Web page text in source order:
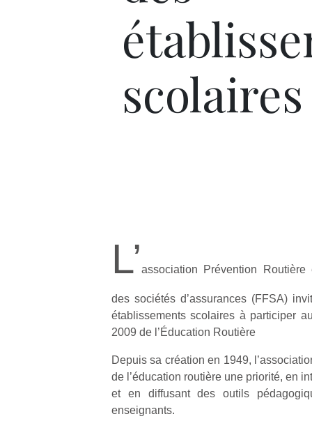
scolaires
L’association Prévention
des sociétés d’assurances (FFSA)
établissements scolaires à participer
2009 de l’Éducation Routière
Depuis sa création en 1949,
de l’éducation routière une priorité, en
et en diffusant des outils
enseignants.